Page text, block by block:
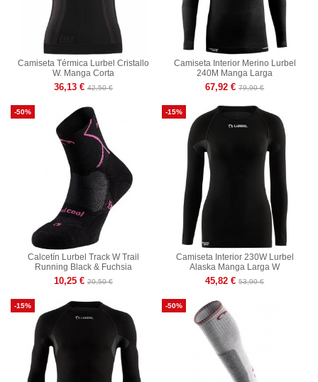
Camiseta Térmica Lurbel Cristallo
W. Manga Corta
36,13 € 42,50 €
Camiseta Interior Merino Lurbel
240M Manga Larga
67,92 € 79,90 €
-50%
Calcetín Lurbel Track W Trail
Running Black & Fuchsia
10,25 € 20,50 €
-15%
Camiseta Interior 230W Lurbel
Alaska Manga Larga W
45,82 € 53,90 €
-15% -50%